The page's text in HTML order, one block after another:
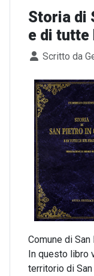
Storia di
e di tutte
Dettagli
Scritto da
Comune di
In questo libro
territorio di